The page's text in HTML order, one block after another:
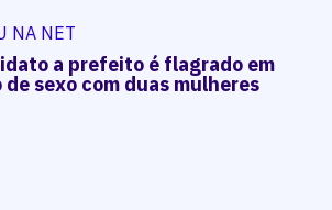
NA NET
a prefeito é flagrado em
de sexo com duas mulheres